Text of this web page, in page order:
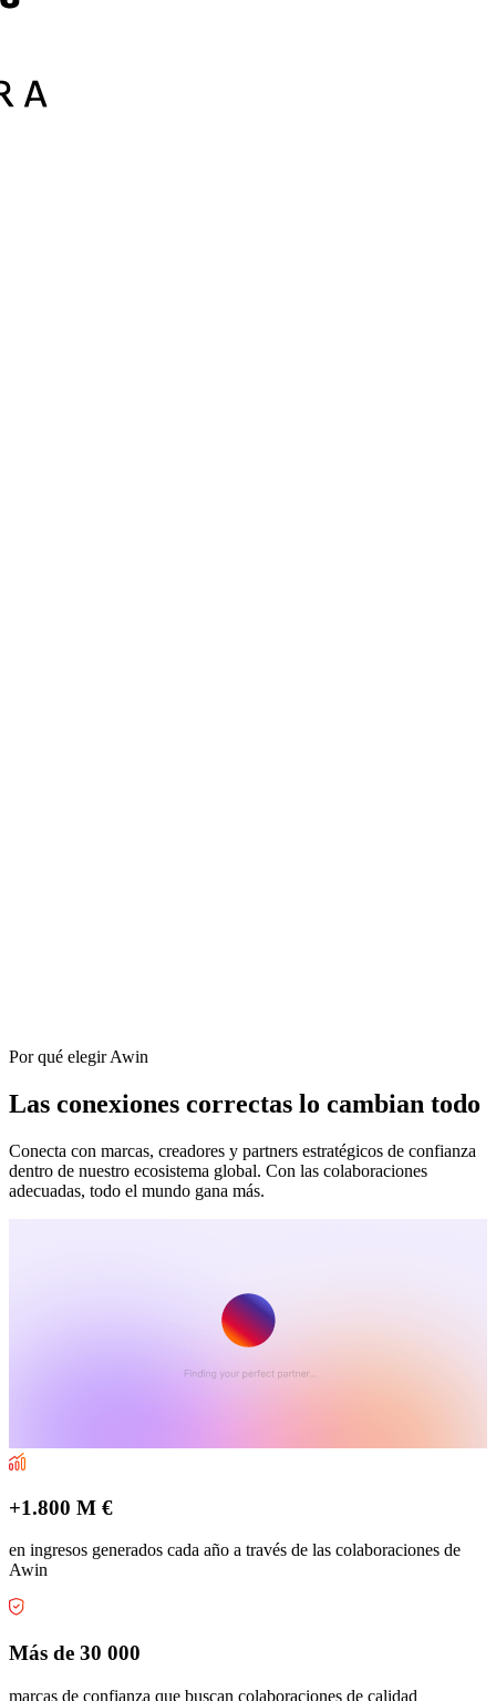
Por qué elegir Awin
Las conexiones correctas lo cambian todo
Conecta con marcas, creadores y partners estratégicos de confianza
dentro de nuestro ecosistema global. Con las colaboraciones
adecuadas, todo el mundo gana más.
+1.800 M €
en ingresos generados cada año a través de las colaboraciones de
Awin
Más de 30 000
marcas de confianza que buscan colaboraciones de calidad